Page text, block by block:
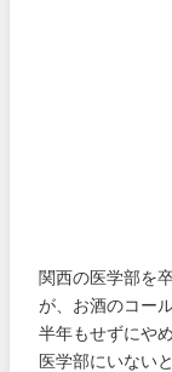
関西の医学部を
が、お酒のコー
半年もせずにや
医学部にいない